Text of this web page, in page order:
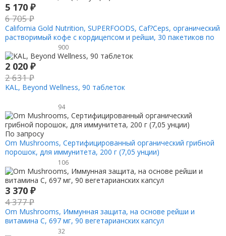
5 170 ₽
6 705₽
California Gold Nutrition, SUPERFOODS, Caf?Ceps, органический
растворимый кофе с кордицепсом и рейши, 30 пакетиков по
2,2 г (0,08 унции)900
2 020 ₽
2 631₽
KAL, Beyond Wellness, 90 таблеток
94
По запросу
Om Mushrooms, Сертифицированный органический грибной
порошок, для иммунитета, 200 г (7,05 унции)
106
3 370 ₽
4 377₽
Om Mushrooms, Иммунная защита, на основе рейши и
витамина C, 697 мг, 90 вегетарианских капсул
32